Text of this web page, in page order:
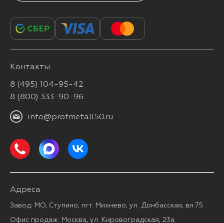
Контакты
8 (495) 104-95-42
8 (800) 333-90-96
info@profmetall50.ru
Адреса
Завод: МО, Ступино, пгт. Михнево, ул. Донбасская, вл.75
Офис продаж: Москва, ул. Кировоградская, 23а